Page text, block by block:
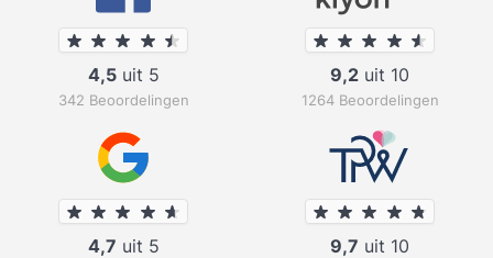
4,5uit 5
342 Beoordelingen
9,2 uit 10
1264 Beoordelingen
4,7 uit 5 9,7 uit 10